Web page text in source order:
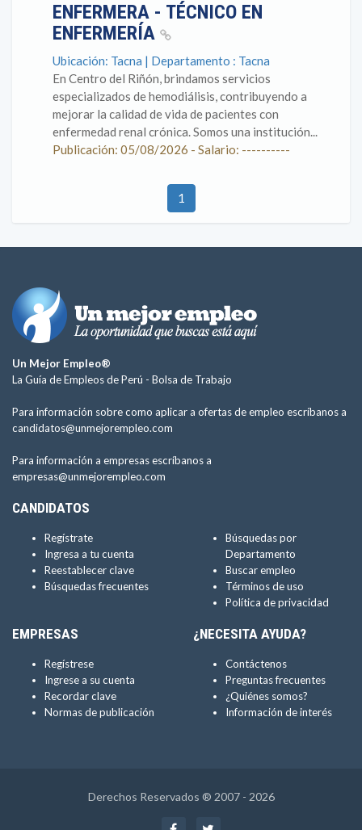
ENFERMERA - TÉCNICO EN
ENFERMERÍA
Ubicación: Tacna | Departamento : Tacna
En Centro del Riñón, brindamos servicios
especializados de hemodiálisis, contribuyendo a
mejorar la calidad de vida de pacientes con
enfermedad renal crónica. Somos una institución...
Publicación: 05/08/2026 - Salario: ----------
1
Un Mejor Empleo®
La Guía de Empleos de Perú - Bolsa de Trabajo
Para información sobre como aplicar a ofertas de empleo escríbanos a
candidatos@unmejorempleo.com
Para información a empresas escríbanos a
empresas@unmejorempleo.com
CANDIDATOS
Regístrate
Ingresa a tu cuenta
Reestablecer clave
Búsquedas frecuentes
Búsquedas por
Departamento
Buscar empleo
Términos de uso
Política de privacidad
EMPRESAS
Regístrese
Ingrese a su cuenta
Recordar clave
Normas de publicación
¿NECESITA AYUDA?
Contáctenos
Preguntas frecuentes
¿Quiénes somos?
Información de interés
Derechos Reservados ® 2007 - 2026